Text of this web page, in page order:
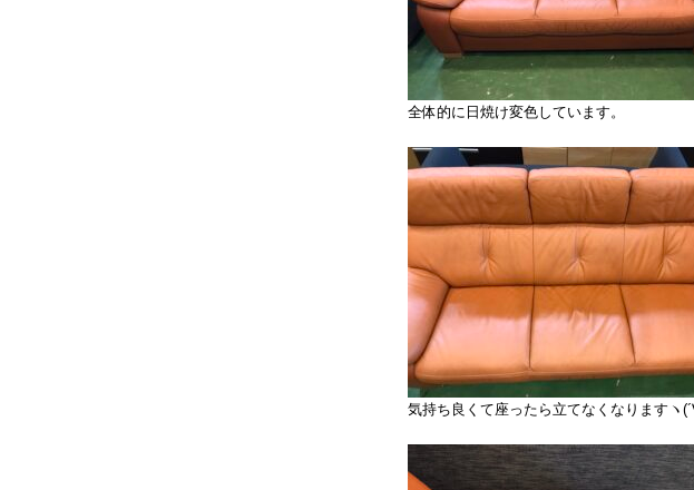
全体的に日焼け変色しています。
気持ち良くて座ったら立てなくなりますヽ